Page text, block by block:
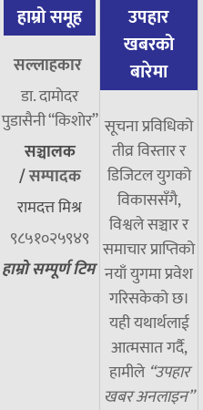
हाम्रो समूह
सल्लाहकार
डा. दामाेदर
पुडासैनी “किशाेर”
सञ्चालक
/सम्पादक
रामदत्त मिश्र
९८५१०२५९४९
हाम्रो सम्पूर्ण टिम
उपहार
खबरको
बारेमा
सूचना प्रविधिको
तीव्र विस्तार र
डिजिटल युगको
विकाससँगै,
विश्वले सञ्चार र
समाचार प्राप्तिको
नयाँ युगमा प्रवेश
गरिसकेको छ।
यही यथार्थलाई
आत्मसात गर्दै,
हामीले “उपहार
खबर अनलाइन”